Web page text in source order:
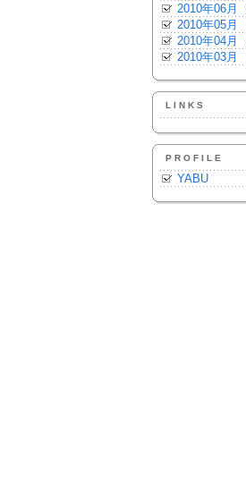
2010年06月
2010年05月
2010年04月
2010年03月
LINKS
PROFILE
YABU